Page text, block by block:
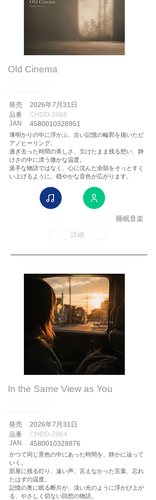
Old Cinema
​発売 2026年7月31日
品番 CHDD-2068
JAN 4580010328951
薄明かりの中に浮かぶ、古い記憶の輪郭を描いたピ
アノヒーリング。
過ぎ去った時間の美しさ、欠けたまま残る想い、静
けさの中に漂う微かな温度。
派手な物語ではなく、心に沈んだ余韻をそっとすく
い上げるように、穏やかな音色が広がります。
睡眠音楽
詳細
In the Same View as You
​発売 2026年7月31日
品番 CHDD-2064
JAN 4580010328876
かつて同じ景色の中にあった時間を、静かに辿って
いく。
部屋に残る灯り、遠い声、言えなかった言葉、忘れ
たはずの温度。
記憶の奥に眠る断片が、淡い光のように浮かび上が
る、やさしく切ない回想の物語。